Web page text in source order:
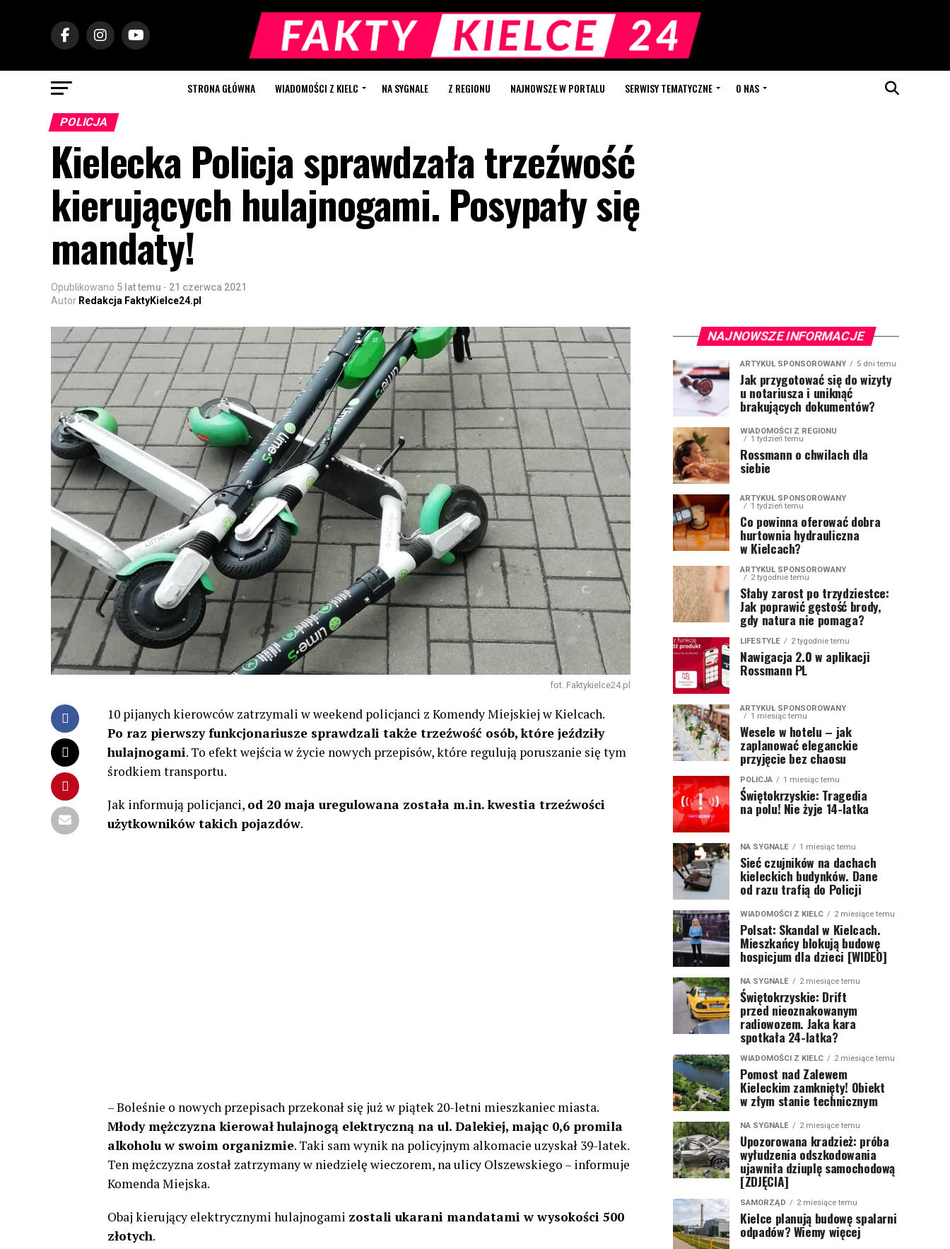
STRONA GŁÓWNA WIADOMOŚCI Z KIELC NA SYGNALE Z REGIONU NAJNOWSZE W PORTALU SERWISY TEMATYCZNE O NAS
POLICJA
Kielecka Policja sprawdzała trzeźwość
kierujących hulajnogami. Posypały się
mandaty!
Opublikowano 5 lat temu - 21 czerwca 2021
Autor Redakcja FaktyKielce24.pl
fot. Faktykielce24.pl
10 pijanych kierowców zatrzymali w weekend policjanci z Komendy Miejskiej w Kielcach.
Po raz pierwszy funkcjonariusze sprawdzali także trzeźwość osób, które jeździły
hulajnogami. To efekt wejścia w życie nowych przepisów, które regulują poruszanie się tym
środkiem transportu.
Jak informują policjanci, od 20 maja uregulowana została m.in. kwestia trzeźwości
użytkowników takich pojazdów.
– Boleśnie o nowych przepisach przekonał się już w piątek 20-letni mieszkaniec miasta.
Młody mężczyzna kierował hulajnogą elektryczną na ul. Dalekiej, mając 0,6 promila
alkoholu w swoim organizmie. Taki sam wynik na policyjnym alkomacie uzyskał 39-latek.
Ten mężczyzna został zatrzymany w niedzielę wieczorem, na ulicy Olszewskiego – informuje
Komenda Miejska.
Obaj kierujący elektrycznymi hulajnogami zostali ukarani mandatami w wysokości 500
złotych.
NAJNOWSZE INFORMACJE
ARTYKUŁ SPONSOROWANY 5 dni temu
Jak przygotować się do wizyty
u notariusza i uniknąć
brakujących dokumentów?
WIADOMOŚCI Z REGIONU
1 tydzień temu
Rossmann o chwilach dla
siebie
ARTYKUŁ SPONSOROWANY
1 tydzień temu
Co powinna oferować dobra
hurtownia hydrauliczna
w Kielcach?
ARTYKUŁ SPONSOROWANY
2 tygodnie temu
Słaby zarost po trzydziestce:
Jak poprawić gęstość brody,
gdy natura nie pomaga?
LIFESTYLE 2 tygodnie temu
Nawigacja 2.0 w aplikacji
Rossmann PL
ARTYKUŁ SPONSOROWANY
1 miesiąc temu
Wesele w hotelu – jak
zaplanować eleganckie
przyjęcie bez chaosu
POLICJA 1 miesiąc temu
Świętokrzyskie: Tragedia
na polu! Nie żyje 14-latka
NA SYGNALE 1 miesiąc temu
Sieć czujników na dachach
kieleckich budynków. Dane
od razu trafią do Policji
WIADOMOŚCI Z KIELC 2 miesiące temu
Polsat: Skandal w Kielcach.
Mieszkańcy blokują budowę
hospicjum dla dzieci [WIDEO]
NA SYGNALE 2 miesiące temu
Świętokrzyskie: Drift
przed nieoznakowanym
radiowozem. Jaka kara
spotkała 24-latka?
WIADOMOŚCI Z KIELC 2 miesiące temu
Pomost nad Zalewem
Kieleckim zamknięty! Obiekt
w złym stanie technicznym
NA SYGNALE 2 miesiące temu
Upozorowana kradzież: próba
wyłudzenia odszkodowania
ujawniła dziuplę samochodową
[ZDJĘCIA]
SAMORZĄD 2 miesiące temu
Kielce planują budowę spalarni
odpadów? Wiemy więcej